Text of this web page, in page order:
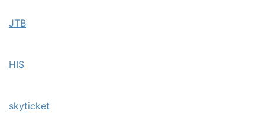
JTB
HIS
skyticket